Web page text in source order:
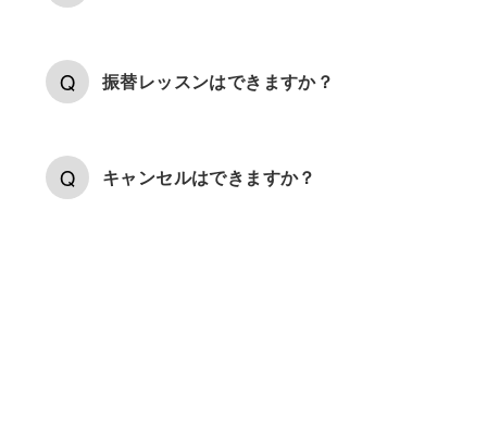
振替レッスンはできますか？
キャンセルはできますか？